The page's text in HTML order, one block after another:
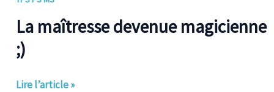
La maîtresse devenue magicienne
;)
Lire l’article »